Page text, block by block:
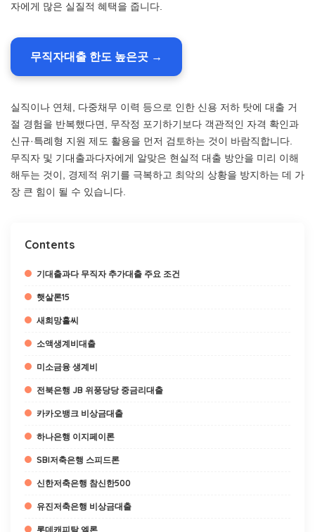
자에게 많은 실질적 혜택을 줍니다.
무직자대출 한도 높은곳 →
실직이나 연체, 다중채무 이력 등으로 인한 신용 저하 탓에 대출 거
절 경험을 반복했다면, 무작정 포기하기보다 객관적인 자격 확인과
신규·특례형 지원 제도 활용을 먼저 검토하는 것이 바람직합니다.
무직자 및 기대출과다자에게 알맞은 현실적 대출 방안을 미리 이해
해두는 것이, 경제적 위기를 극복하고 최악의 상황을 방지하는 데 가
장 큰 힘이 될 수 있습니다.
Contents
기대출과다 무직자 추가대출 주요 조건
햇살론15
새희망홀씨
소액생계비대출
미소금융 생계비
전북은행 JB 위풍당당 중금리대출
카카오뱅크 비상금대출
하나은행 이지페이론
SBI저축은행 스피드론
신한저축은행 참신한500
유진저축은행 비상금대출
롯데캐피탈 엘론